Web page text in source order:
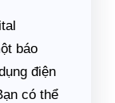
báo
điện
có thể